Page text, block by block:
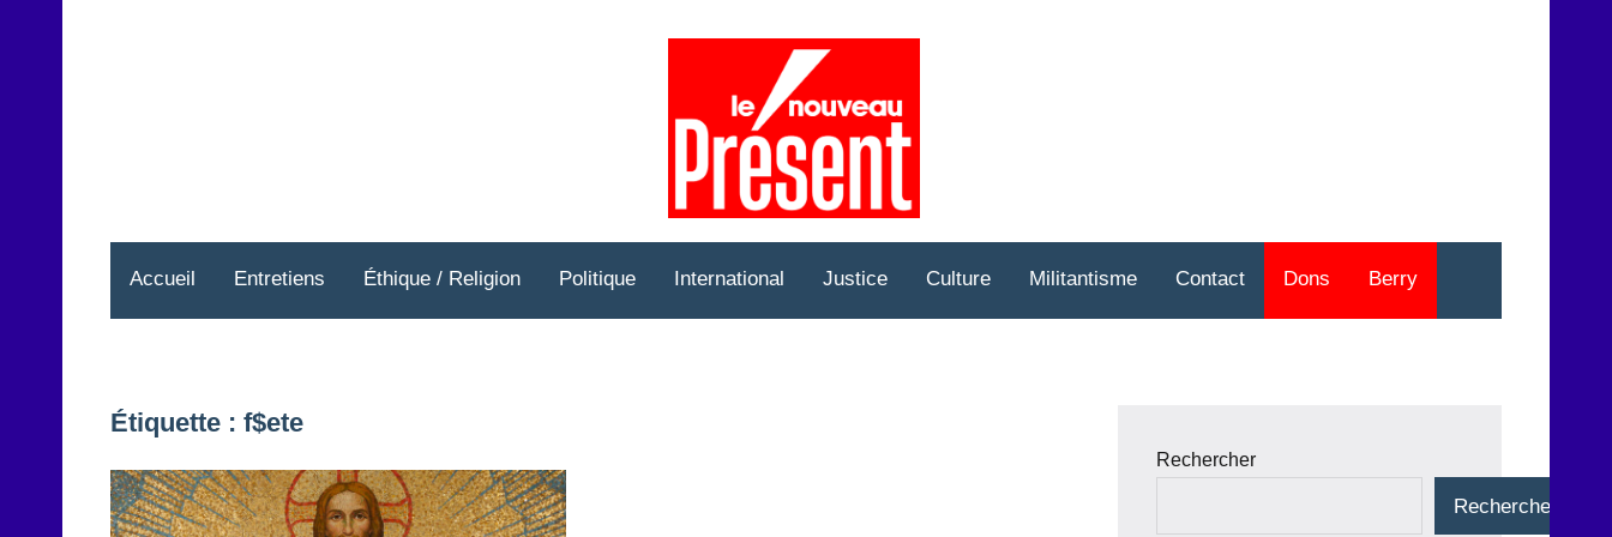
Accueil Entretiens Éthique / Religion Politique International Justice Culture Militantisme Contact Dons Berry
Étiquette : f$ete
Rechercher
Rechercher